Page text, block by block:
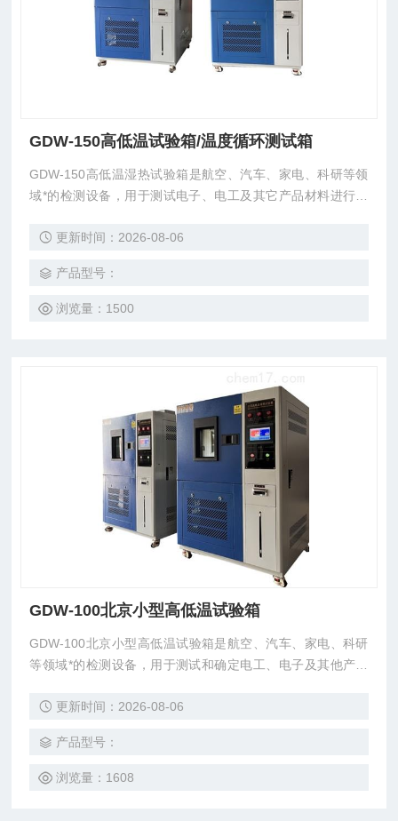
GDW-150高低温试验箱/温度循环测试箱
GDW-150高低温湿热试验箱是航空、汽车、家电、科研等领
域*的检测设备，用于测试电子、电工及其它产品材料进行高
更新时间：2026-08-06
产品型号：
浏览量：1500
GDW-100北京小型高低温试验箱
GDW-100北京小型高低温试验箱是航空、汽车、家电、科研
等领域*的检测设备，用于测试和确定电工、电子及其他产品
及性能。更新时间：2026-08-06
产品型号：
浏览量：1608